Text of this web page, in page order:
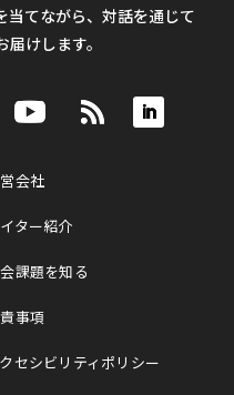
当てながら、対話を通じて
けします。
会社
ター紹介
課題を知る
事項
セシビリティポリシー